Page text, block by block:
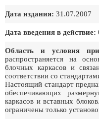
Дата издания: 31.07.2007
Дата введения в действие:
Область и условия
распространяется на
блочных каркасов и
соответствии со
Настоящий стандарт
обеспечивающих
каркасов и вставных
ограничены только